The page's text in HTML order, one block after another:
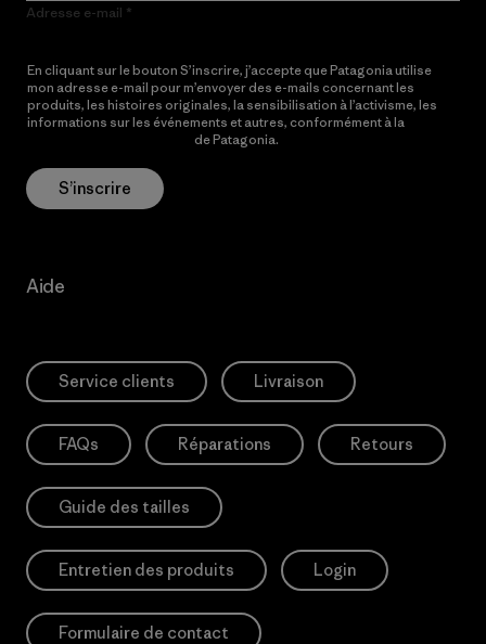
Adresse e-mail
En cliquant sur le bouton S’inscrire, j’accepte que Patagonia utilise
mon adresse e-mail pour m’envoyer des e-mails concernant les
produits, les histoires originales, la sensibilisation à l’activisme, les
informations sur les événements et autres, conformément à la
de Patagonia.
S’inscrire
Aide
Service clients Livraison
FAQs Réparations Retours
Guide des tailles
Entretien des produits Login
Formulaire de contact